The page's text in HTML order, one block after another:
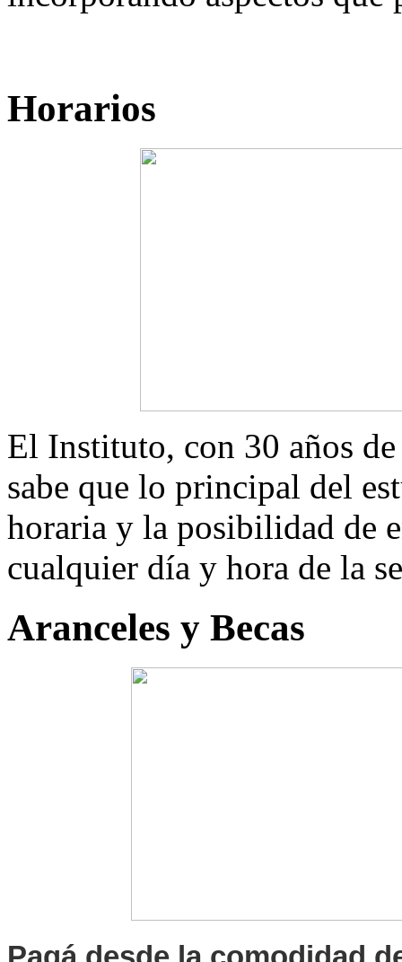
Horarios
El Instituto, con 30 años
sabe que lo principal del
horaria y la posibilidad de
cualquier día y hora de la
Aranceles y Becas